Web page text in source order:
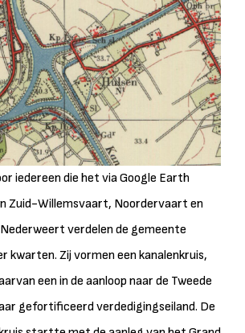
iedereen die het via Google Earth
Zuid-Willemsvaart, Noordervaart en
verdelen de gemeente
kwarten. Zij vormen een kanalenkruis,
een in de aanloop naar de Tweede
gefortificeerd verdedigingseiland. De